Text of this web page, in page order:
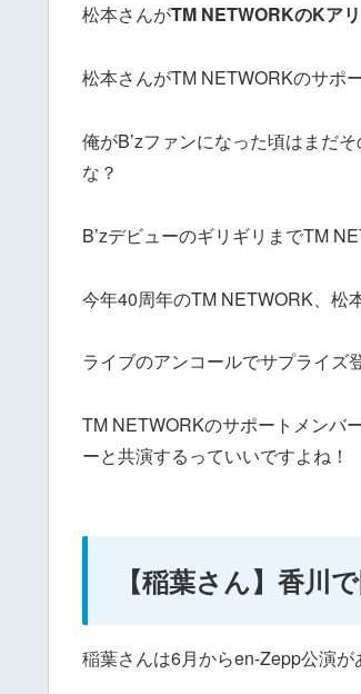
松本さんがTM NETWORKのKア
松本さんがTM NETWORKのサポ
俺がB’zファンになった頃はまだ
な？
B’zデビューのギリギリまでTM
今年40周年のTM NETWORK、松
ライブのアンコールでサプライズ
TM NETWORKのサポートメンバ
ーと共演するっていいですよね！
【稲葉さん】香川
稲葉さんは6月からen-Zepp公演